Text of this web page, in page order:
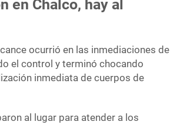
en Chalco, hay al
ocurrió en las inmediaciones de
el control y terminó chocando
inmediata de cuerpos de
al lugar para atender a los